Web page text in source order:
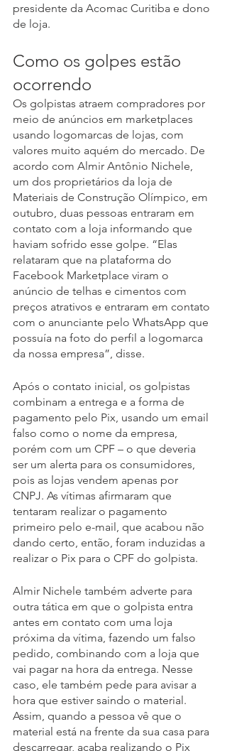
presidente da Acomac Curitiba e dono
de loja.
Como os golpes estão
ocorrendo
Os golpistas atraem compradores por
meio de anúncios em marketplaces
usando logomarcas de lojas, com
valores muito aquém do mercado. De
acordo com Almir Antônio Nichele,
um dos proprietários da loja de
Materiais de Construção Olímpico, em
outubro, duas pessoas entraram em
contato com a loja informando que
haviam sofrido esse golpe. “Elas
relataram que na plataforma do
Facebook Marketplace viram o
anúncio de telhas e cimentos com
preços atrativos e entraram em contato
com o anunciante pelo WhatsApp que
possuía na foto do perfil a logomarca
da nossa empresa”, disse.
Após o contato inicial, os golpistas
combinam a entrega e a forma de
pagamento pelo Pix, usando um email
falso como o nome da empresa,
porém com um CPF – o que deveria
ser um alerta para os consumidores,
pois as lojas vendem apenas por
CNPJ. As vítimas afirmaram que
tentaram realizar o pagamento
primeiro pelo e-mail, que acabou não
dando certo, então, foram induzidas a
realizar o Pix para o CPF do golpista.
Almir Nichele também adverte para
outra tática em que o golpista entra
antes em contato com uma loja
próxima da vítima, fazendo um falso
pedido, combinando com a loja que
vai pagar na hora da entrega. Nesse
caso, ele também pede para avisar a
hora que estiver saindo o material.
Assim, quando a pessoa vê que o
material está na frente da sua casa para
descarregar, acaba realizando o Pix